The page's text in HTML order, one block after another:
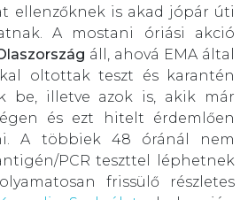
ellenzőknek is akad jópár úti
A mostani óriási akció
áll, ahová EMA által
oltottak teszt és karantén
be, illetve azok is, akik már
és ezt hitelt érdemlően
A többiek 48 óránál nem
PCR teszttel léphetnek
frissülő részletes